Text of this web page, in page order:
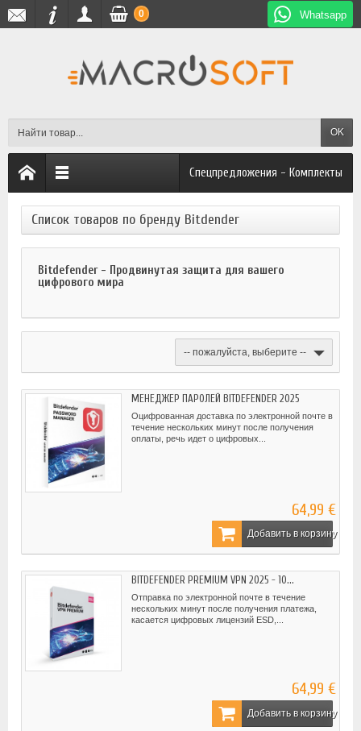
Whatsapp
OK
0
Спецпредложения - Комплекты
Список товаров по бренду Bitdender
Bitdefender - Продвинутая защита для вашего
цифрового мира
-- пожалуйста, выберите --
МЕНЕДЖЕР ПАРОЛЕЙ BITDEFENDER 2025
Оцифрованная доставка по электронной почте в
течение нескольких минут после получения
оплаты, речь идет о цифровых...
64,99 €
Добавить в корзину
BITDEFENDER PREMIUM VPN 2025 - 10...
Отправка по электронной почте в течение
нескольких минут после получения платежа,
касается цифровых лицензий ESD,...
64,99 €
Добавить в корзину